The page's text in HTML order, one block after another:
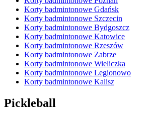
Korty badmintonowe Gdańsk
Korty badmintonowe Szczecin
Korty badmintonowe Bydgoszcz
Korty badmintonowe Katowice
Korty badmintonowe Rzeszów
Korty badmintonowe Zabrze
Korty badmintonowe Wieliczka
Korty badmintonowe Legionowo
Korty badmintonowe Kalisz
Pickleball